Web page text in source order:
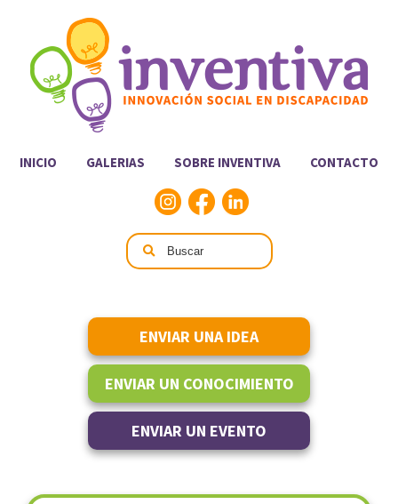
INICIO GALERIAS SOBRE INVENTIVA CONTACTO
ENVIAR UNA IDEA
ENVIAR UN CONOCIMIENTO
ENVIAR UN EVENTO